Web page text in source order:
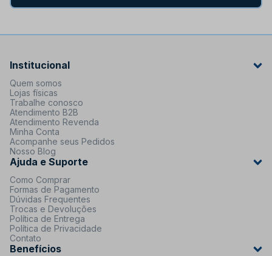
Institucional
Quem somos
Lojas físicas
Trabalhe conosco
Atendimento B2B
Atendimento Revenda
Minha Conta
Acompanhe seus Pedidos
Nosso Blog
Ajuda e Suporte
Como Comprar
Formas de Pagamento
Dúvidas Frequentes
Trocas e Devoluções
Política de Entrega
Política de Privacidade
Contato
Benefícios